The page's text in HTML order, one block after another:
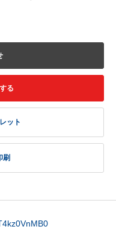
る
ット
刷